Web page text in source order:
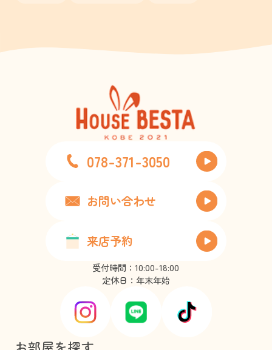
078-371-3050
お問い合わせ
来店予約
受付時間：10:00-18:00
定休日：年末年始